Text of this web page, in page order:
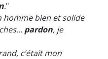
."
homme bien et solide
pardon, je
c’était mon